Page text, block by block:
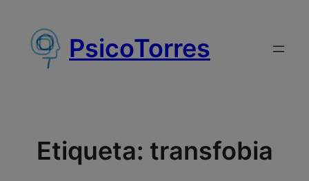
contenido
PsicoTorres
Etiqueta: transfobia